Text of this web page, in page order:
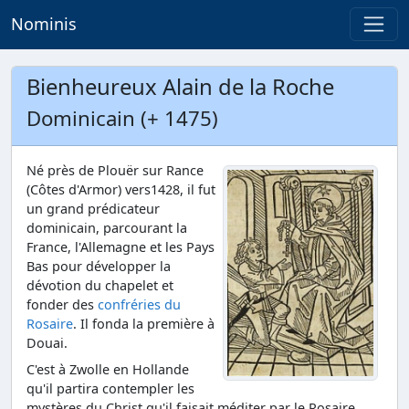
Nominis
Bienheureux Alain de la Roche
Dominicain (+ 1475)
Né près de Plouër sur Rance
(Côtes d'Armor) vers1428, il fut
un grand prédicateur
dominicain, parcourant la
France, l'Allemagne et les Pays
Bas pour développer la
dévotion du chapelet et
fonder des confréries du
Rosaire. Il fonda la première à
Douai.
C'est à Zwolle en Hollande
qu'il partira contempler les